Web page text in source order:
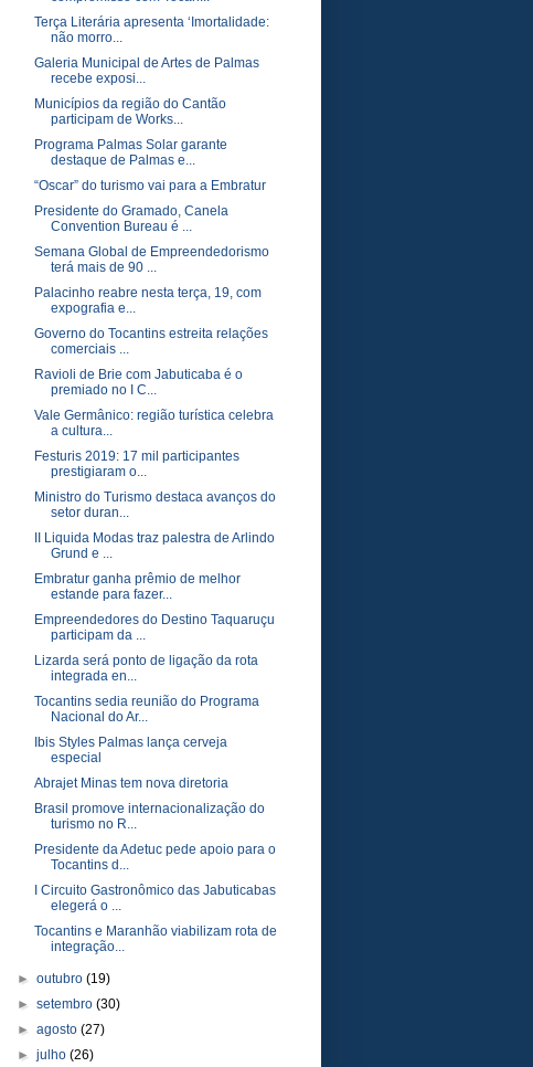
Terça Literária apresenta ‘Imortalidade:
não morro...
Galeria Municipal de Artes de Palmas
recebe exposi...
Municípios da região do Cantão
participam de Works...
Programa Palmas Solar garante
destaque de Palmas e...
“Oscar” do turismo vai para a Embratur
Presidente do Gramado, Canela
Convention Bureau é ...
Semana Global de Empreendedorismo
terá mais de 90 ...
Palacinho reabre nesta terça, 19, com
expografia e...
Governo do Tocantins estreita relações
comerciais ...
Ravioli de Brie com Jabuticaba é o
premiado no I C...
Vale Germânico: região turística celebra
a cultura...
Festuris 2019: 17 mil participantes
prestigiaram o...
Ministro do Turismo destaca avanços do
setor duran...
II Liquida Modas traz palestra de Arlindo
Grund e ...
Embratur ganha prêmio de melhor
estande para fazer...
Empreendedores do Destino Taquaruçu
participam da ...
Lizarda será ponto de ligação da rota
integrada en...
Tocantins sedia reunião do Programa
Nacional do Ar...
Ibis Styles Palmas lança cerveja
especial
Abrajet Minas tem nova diretoria
Brasil promove internacionalização do
turismo no R...
Presidente da Adetuc pede apoio para o
Tocantins d...
I Circuito Gastronômico das Jabuticabas
elegerá o ...
Tocantins e Maranhão viabilizam rota de
integração...
►outubro(19)
►setembro(30)
►agosto(27)
►julho(26)